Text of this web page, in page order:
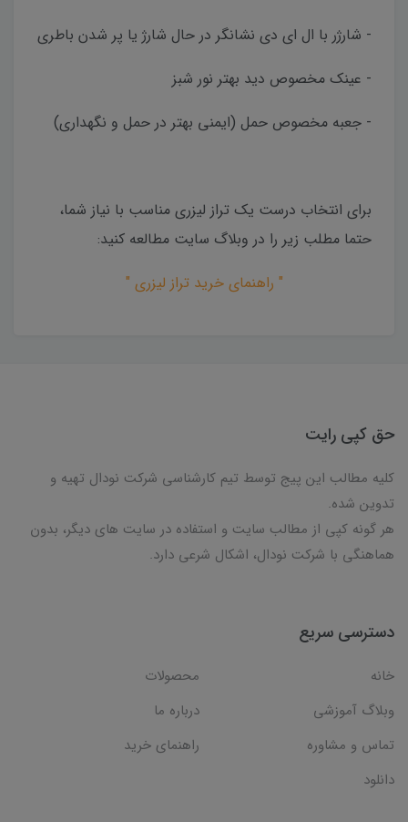
- شارژر با ال ای دی نشانگر در حال شارژ یا پر شدن باطری
- عینک مخصوص دید بهتر نور شبز
- جعبه مخصوص حمل (ایمنی بهتر در حمل و نگهداری)
برای انتخاب درست یک تراز لیزری مناسب با نیاز شما،
حتما مطلب زیر را در وبلاگ سایت مطالعه کنید:
" راهنمای خرید تراز لیزری "
حق کپی رایت
کلیه مطالب این پیج توسط تیم کارشناسی شرکت نودال تهیه و
تدوین شده.
هر گونه کپی از مطالب سایت و استفاده در سایت های دیگر، بدون
هماهنگی با شرکت نودال، اشکال شرعی دارد.
دسترسی سریع
خانه
محصولات
وبلاگ آموزشی
درباره ما
تماس و مشاوره
راهنمای خرید
دانلود